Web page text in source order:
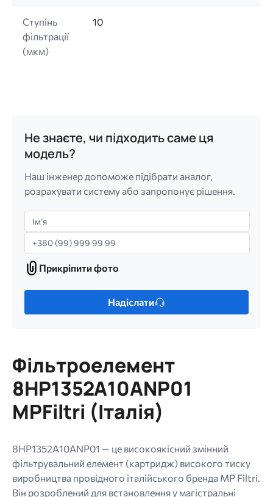
Ступінь
фільтрації
(мкм)
10
Не знаєте, чи підходить саме ця
модель?
Наш інженер допоможе підібрати аналог,
розрахувати систему або запропонує рішення.
Імʼя
Телефон
Прикріпити
фото
Прикріпити фото
Лише
МБ.
Дозволені
типи:
gif
jpg
png.
Надіслати
Фільтроелемент
8HP1352A10ANP01
MPFiltri (Італія)
8HP1352A10ANP01 — це високоякісний змінний
фільтрувальний елемент (картридж) високого тиску
виробництва провідного італійського бренда MP Filtri.
Він розроблений для встановлення у магістральні